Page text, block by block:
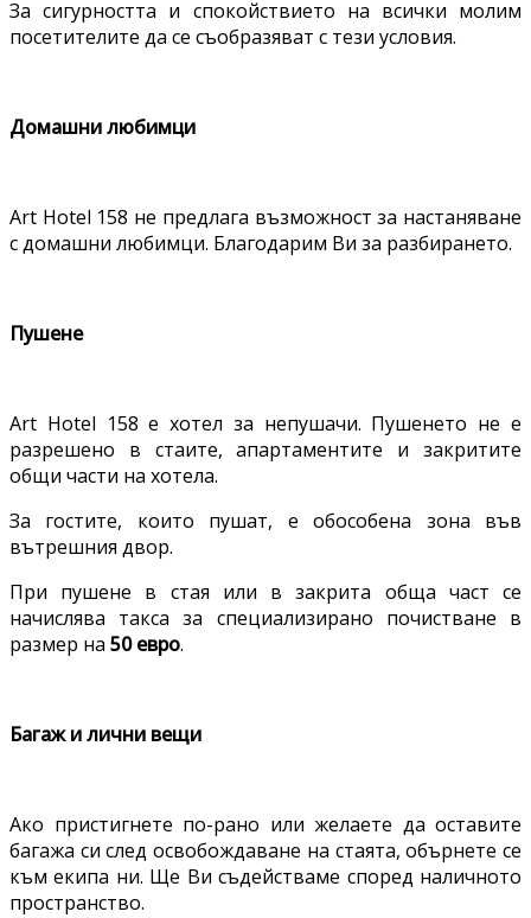
За сигурността и спокойствието на всички молим
посетителите да се съобразяват с тези условия.
Домашни любимци
Art Hotel 158 не предлага възможност за настаняване
с домашни любимци. Благодарим Ви за разбирането.
Пушене
Art Hotel 158 е хотел за непушачи. Пушенето не е
разрешено в стаите, апартаментите и закритите
общи части на хотела.
За гостите, които пушат, е обособена зона във
вътрешния двор.
При пушене в стая или в закрита обща част се
начислява такса за специализирано почистване в
размер на 50 евро.
Багаж и лични вещи
Ако пристигнете по-рано или желаете да оставите
багажа си след освобождаване на стаята, обърнете се
към екипа ни. Ще Ви съдействаме според наличното
пространство.